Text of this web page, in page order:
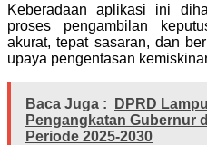
Keberadaan aplikasi ini
proses pengambilan
akurat, tepat sasaran, dan
upaya pengentasan
Baca Juga :
DPRD
Pengangkatan Gubernur
Periode 2025-2030